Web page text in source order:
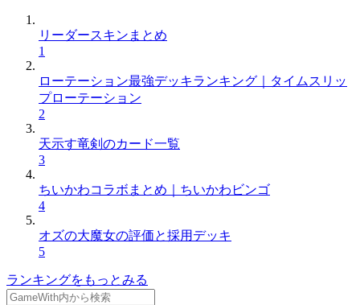
リーダースキンまとめ
1
ローテーション最強デッキランキング｜タイムスリッ
プローテーション
2
天示す竜剣のカード一覧
3
ちいかわコラボまとめ｜ちいかわビンゴ
4
オズの大魔女の評価と採用デッキ
5
ランキングをもっとみる